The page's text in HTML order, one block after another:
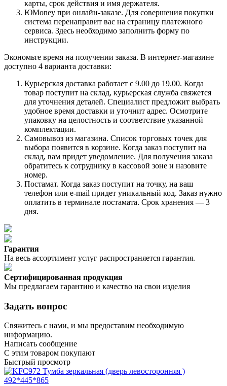
карты, срок действия и имя держателя.
ЮMoney при онлайн-заказе. Для совершения покупки
система перенаправит вас на страницу платежного
сервиса. Здесь необходимо заполнить форму по
инструкции.
Экономьте время на получении заказа. В интернет-магазине
доступно 4 варианта доставки:
Курьерская доставка работает с 9.00 до 19.00. Когда
товар поступит на склад, курьерская служба свяжется
для уточнения деталей. Специалист предложит выбрать
удобное время доставки и уточнит адрес. Осмотрите
упаковку на целостность и соответствие указанной
комплектации.
Самовывоз из магазина. Список торговых точек для
выбора появится в корзине. Когда заказ поступит на
склад, вам придет уведомление. Для получения заказа
обратитесь к сотруднику в кассовой зоне и назовите
номер.
Постамат. Когда заказ поступит на точку, на ваш
телефон или e-mail придет уникальный код. Заказ нужно
оплатить в терминале постамата. Срок хранения — 3
дня.
Гарантия
На весь ассортимент услуг распространяется гарантия.
Сертифицированная продукция
Мы предлагаем гарантию и качество на свои изделия
Задать вопрос
Свяжитесь с нами, и мы предоставим необходимую
информацию.
Написать сообщение
С этим товаром покупают
Быстрый просмотр